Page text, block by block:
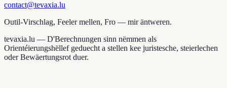
contact@tevaxia.lu
Outil-Virschlag, Feeler mellen, Fro — mir äntweren.
tevaxia.lu — D'Berechnungen sinn nëmmen als
Orientéierungshëllef geduecht a stellen kee juristesche, steierlechen
oder Bewäertungsrot duer.